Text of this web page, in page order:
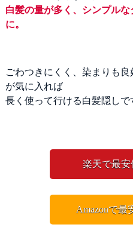
白髪の量が多く、シンプル
に。
ごわつきにくく、染まりも
が気に入れば
長く使って行ける白髪隠しで
楽天で最安
Amazonで最